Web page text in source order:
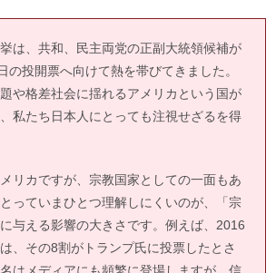
は、共和、民主両党の正副大統領候補が
の投開票へ向けて熱を帯びてきました。
や格差社会に揺れるアメリカという国が
私たち日本人にとっても注視せざるを得
リカですが、宗教国家としての一面もあ
っていまひとつ理解しにくいのが、「宗
与える影響の大きさです。例えば、2016
、その8割がトランプ氏に投票したとさ
はメディアにも頻繁に登場しますが、信